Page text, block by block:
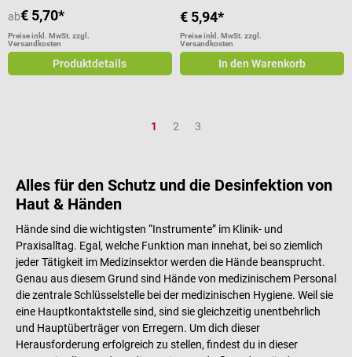
ab€ 5,70*
Preise inkl. MwSt. zzgl.
Versandkosten
Produktdetails
€ 5,94*
Preise inkl. MwSt. zzgl.
Versandkosten
In den Warenkorb
Seite
1 Seite
2 Seite
3
Alles für den Schutz und die Desinfektion von
Haut & Händen
Hände sind die wichtigsten “Instrumente” im Klinik- und
Praxisalltag. Egal, welche Funktion man innehat, bei so ziemlich
jeder Tätigkeit im Medizinsektor werden die Hände beansprucht.
Genau aus diesem Grund sind Hände von medizinischem Personal
die zentrale Schlüsselstelle bei der medizinischen Hygiene. Weil sie
eine Hauptkontaktstelle sind, sind sie gleichzeitig unentbehrlich
und Hauptüberträger von Erregern. Um dich dieser
Herausforderung erfolgreich zu stellen, findest du in dieser